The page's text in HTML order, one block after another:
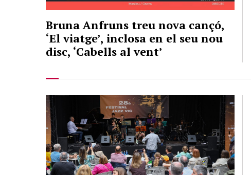
Bruna Anfruns treu nova cançó,
‘El viatge’, inclosa en el seu nou
disc, ‘Cabells al vent’